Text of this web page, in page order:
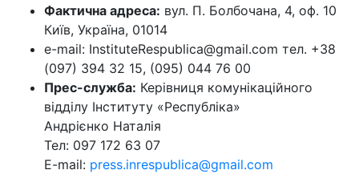
Фактична адреса: вул. П. Болбочана, 4, оф. 10
Київ, Україна, 01014
e-mail: InstituteRespublica@gmail.com тел. +38
(097) 394 32 15, (095) 044 76 00
Прес-служба: Керівниця комунікаційного
відділу Інституту «Республіка»
Андрієнко Наталія
Тел: 097 172 63 07
E-mail: press.inrespublica@gmail.com